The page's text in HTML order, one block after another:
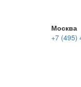
Москва
+7 (495)